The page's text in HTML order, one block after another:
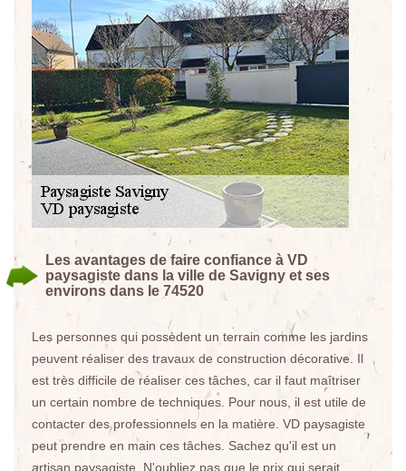
Les avantages de faire confiance à VD
paysagiste dans la ville de Savigny et ses
environs dans le 74520
Les personnes qui possèdent un terrain comme les jardins
peuvent réaliser des travaux de construction décorative. Il
est très difficile de réaliser ces tâches, car il faut maîtriser
un certain nombre de techniques. Pour nous, il est utile de
contacter des professionnels en la matière. VD paysagiste
peut prendre en main ces tâches. Sachez qu'il est un
artisan paysagiste. N'oubliez pas que le prix qui serait